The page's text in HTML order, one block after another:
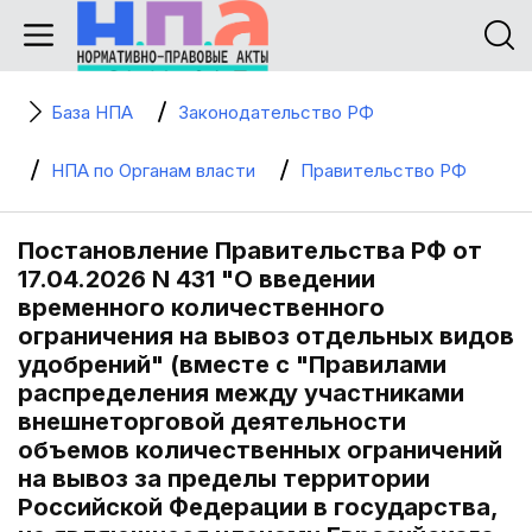
База НПА Законодательство РФ
НПА по Органам власти Правительство РФ
Постановление Правительства РФ от
17.04.2026 N 431 "О введении
временного количественного
ограничения на вывоз отдельных видов
удобрений" (вместе с "Правилами
распределения между участниками
внешнеторговой деятельности
объемов количественных ограничений
на вывоз за пределы территории
Российской Федерации в государства,